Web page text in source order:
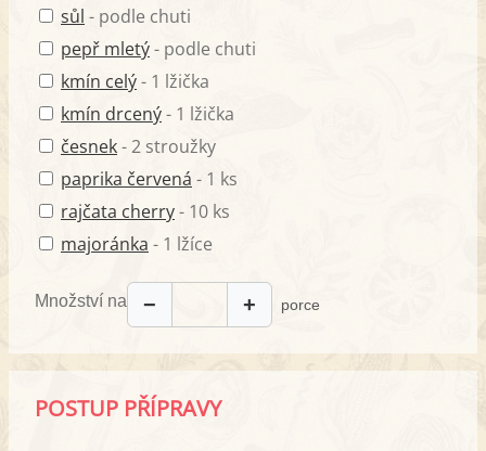
sůl - podle chuti
pepř mletý- podle chuti
kmín celý- 1 lžička
kmín drcený- 1 lžička
česnek- 2 stroužky
paprika červená - 1 ks
rajčata cherry- 10 ks
majoránka - 1 lžíce
Množství na − + porce
POSTUP PŘÍPRAVY